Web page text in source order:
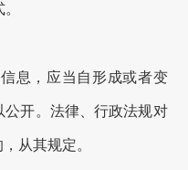
息，应当自形成或者变
公开。法律、行政法规对
从其规定。